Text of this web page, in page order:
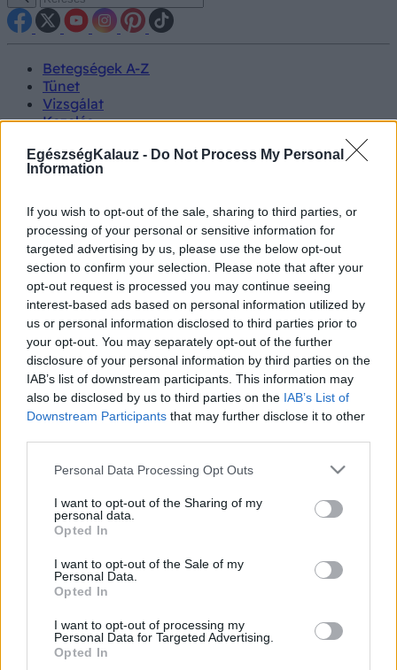
EgészségKalauz - Do Not Process My Personal
Information
If you wish to opt-out of the sale, sharing to third parties, or
processing of your personal or sensitive information for
targeted advertising by us, please use the below opt-out
section to confirm your selection. Please note that after your
opt-out request is processed you may continue seeing
interest-based ads based on personal information utilized by
us or personal information disclosed to third parties prior to
your opt-out. You may separately opt-out of the further
disclosure of your personal information by third parties on the
IAB’s list of downstream participants. This information may
also be disclosed by us to third parties on the IAB’s List of
Downstream Participants that may further disclose it to other
Please note that this website/app uses one or more Google
not limited to your visit or usage behaviour. You may click to
grant or deny consent to Google and its third-party tags to
use your data for below specified purposes in below Google
consent section.
Personal Data Processing Opt Outs
I want to opt-out of the Sharing of my
personal data.
Opted In
I want to opt-out of the Sale of my
Personal Data.
Opted In
I want to opt-out of processing my
Personal Data for Targeted Advertising.
Opted In
Betegségek A-Z
Tünet
Vizsgálat
Kezelés
Kutatás
Prevenció
Videók
Kisállatok egészsége
#allergia #influenza#cukorbetegség
#orvosmeteorológia#vérnyomás #stroke#rákbetegség
#pajzsmirigy#reflux#ekcéma#herpesz
Regisztráció
Hidegfront
Hidegfront